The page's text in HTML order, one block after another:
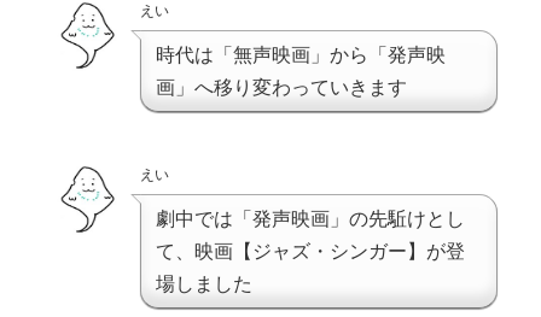
えい
時代は「無声映画」から「発声映
画」へ移り変わっていきます
えい
劇中では「発声映画」の先駈けとし
て、映画【ジャズ・シンガー】が登
場しました